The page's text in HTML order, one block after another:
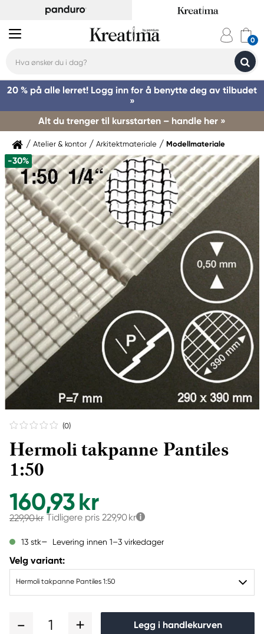
20 % på alle lerret! Logg inn for å benytte deg av tilbudet
»
Alt du trenger til kursstarten – handle her »
Atelier & kontor Arkitektmateriale Modellmateriale
-30%
(0)
Hermoli takpanne Pantiles
1:50
160,93 kr
229,90 kr Tidligere pris 229,90 kr
13 stk Levering innen 1–3 virkedager
Velg variant:
Hermoli takpanne Pantiles 1:50
1 Legg i handlekurven